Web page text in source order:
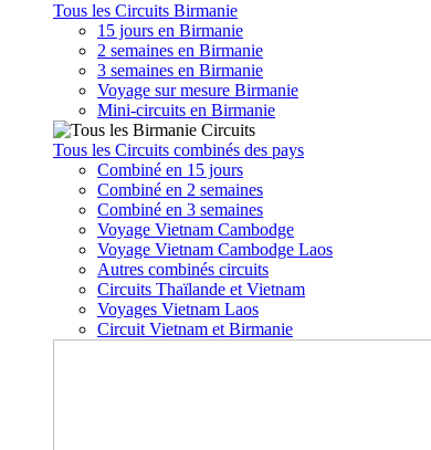
Tous les Circuits Birmanie
15 jours en Birmanie
2 semaines en Birmanie
3 semaines en Birmanie
Voyage sur mesure Birmanie
Mini-circuits en Birmanie
Tous les Circuits combinés des pays
Combiné en 15 jours
Combiné en 2 semaines
Combiné en 3 semaines
Voyage Vietnam Cambodge
Voyage Vietnam Cambodge Laos
Autres combinés circuits
Circuits Thaïlande et Vietnam
Voyages Vietnam Laos
Circuit Vietnam et Birmanie